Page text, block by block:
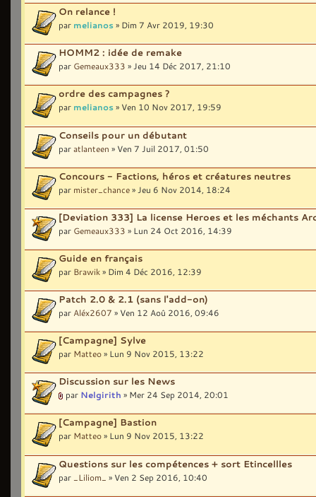
On relance !
par melianos» Dim 7 Avr 2019, 19:30
HOMM2 : idée de remake
par Gemeaux333 » Jeu 14 Déc 2017, 21:10
ordre des campagnes ?
par melianos» Ven 10 Nov 2017, 19:59
Conseils pour un débutant
paratlanteen » Ven 7 Juil 2017, 01:50
Concours - Factions, héros et créatures neutres
par mister_chance» Jeu 6 Nov 2014, 18:24
[Deviation 333] La license Heroes et les méchants
par Gemeaux333 » Lun 24 Oct 2016, 14:39
Guide en français
par Brawik» Dim 4 Déc 2016, 12:39
Patch 2.0 & 2.1 (sans l'add-on)
par Aléx2607 » Ven 12 Aoû 2016, 09:46
[Campagne] Sylve
par Matteo» Lun 9 Nov 2015, 13:22
Discussion sur les News
par Nelgirith » Mer 24 Sep 2014, 20:01
[Campagne] Bastion
par Matteo» Lun 9 Nov 2015, 13:22
Questions sur les compétences + sort Etincellles
par _Liliom_ » Ven 2 Sep 2016, 10:40